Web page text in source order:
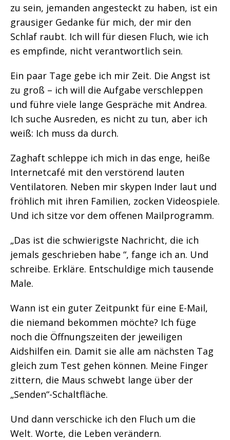
zu sein, jemanden angesteckt zu haben, ist ein
grausiger Gedanke für mich, der mir den
Schlaf raubt. Ich will für diesen Fluch, wie ich
es empfinde, nicht verantwortlich sein.
Ein paar Tage gebe ich mir Zeit. Die Angst ist
zu groß – ich will die Aufgabe verschleppen
und führe viele lange Gespräche mit Andrea.
Ich suche Ausreden, es nicht zu tun, aber ich
weiß: Ich muss da durch.
Zaghaft schleppe ich mich in das enge, heiße
Internetcafé mit den verstörend lauten
Ventilatoren. Neben mir skypen Inder laut und
fröhlich mit ihren Familien, zocken Videospiele.
Und ich sitze vor dem offenen Mailprogramm.
„Das ist die schwierigste Nachricht, die ich
jemals geschrieben habe “, fange ich an. Und
schreibe. Erkläre. Entschuldige mich tausende
Male.
Wann ist ein guter Zeitpunkt für eine E-Mail,
die niemand bekommen möchte? Ich füge
noch die Öffnungszeiten der jeweiligen
Aidshilfen ein. Damit sie alle am nächsten Tag
gleich zum Test gehen können. Meine Finger
zittern, die Maus schwebt lange über der
„Senden“-Schaltfläche.
Und dann verschicke ich den Fluch um die
Welt. Worte, die Leben verändern.